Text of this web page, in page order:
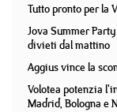
Tutto pronto per la
Jova Summer
divieti dal mattino
Aggius vince la
Volotea potenzia
Madrid, Bologna e